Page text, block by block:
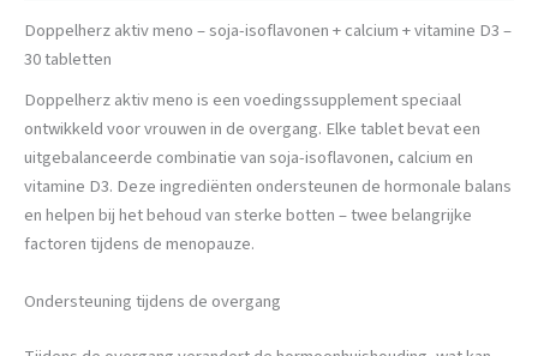
Doppelherz aktiv meno – soja-isoflavonen + calcium + vitamine D3 –
30 tabletten
Doppelherz aktiv meno is een voedingssupplement speciaal
ontwikkeld voor vrouwen in de overgang. Elke tablet bevat een
uitgebalanceerde combinatie van soja-isoflavonen, calcium en
vitamine D3. Deze ingrediënten ondersteunen de hormonale balans
en helpen bij het behoud van sterke botten – twee belangrijke
factoren tijdens de menopauze.
Ondersteuning tijdens de overgang